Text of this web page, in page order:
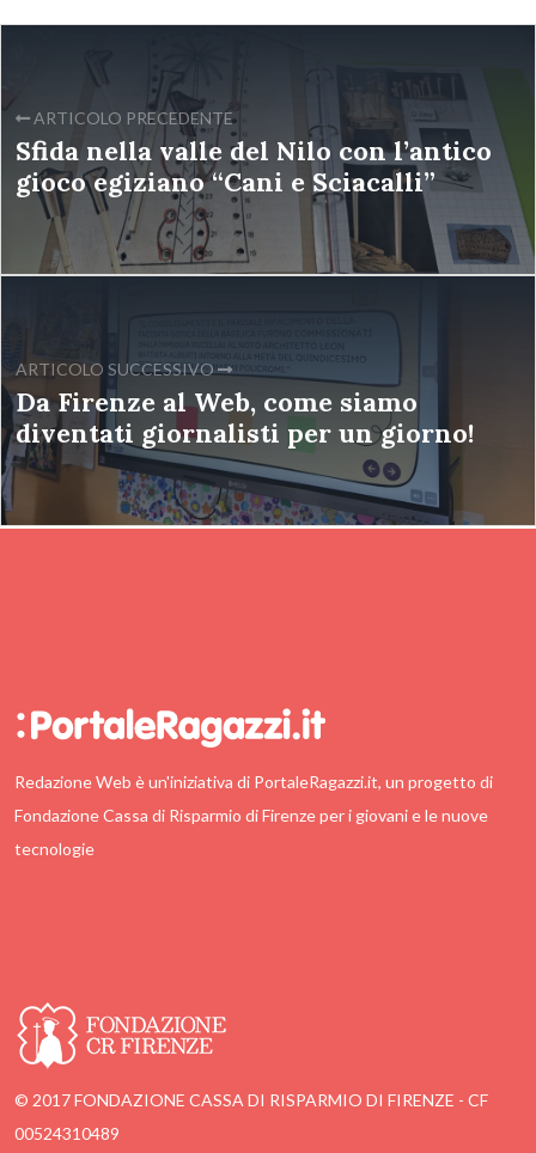
ARTICOLO PRECEDENTE
Sfida nella valle del Nilo con l’antico
gioco egiziano “Cani e Sciacalli”
ARTICOLO SUCCESSIVO
Da Firenze al Web, come siamo
diventati giornalisti per un giorno!
Redazione Web è un'iniziativa di PortaleRagazzi.it, un progetto di
Fondazione Cassa di Risparmio di Firenze per i giovani e le nuove
tecnologie
© 2017 FONDAZIONE CASSA DI RISPARMIO DI FIRENZE - CF
00524310489